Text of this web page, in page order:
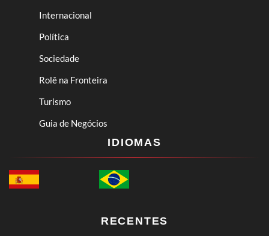
Internacional
Política
Sociedade
Rolê na Fronteira
Turismo
Guia de Negócios
IDIOMAS
RECENTES